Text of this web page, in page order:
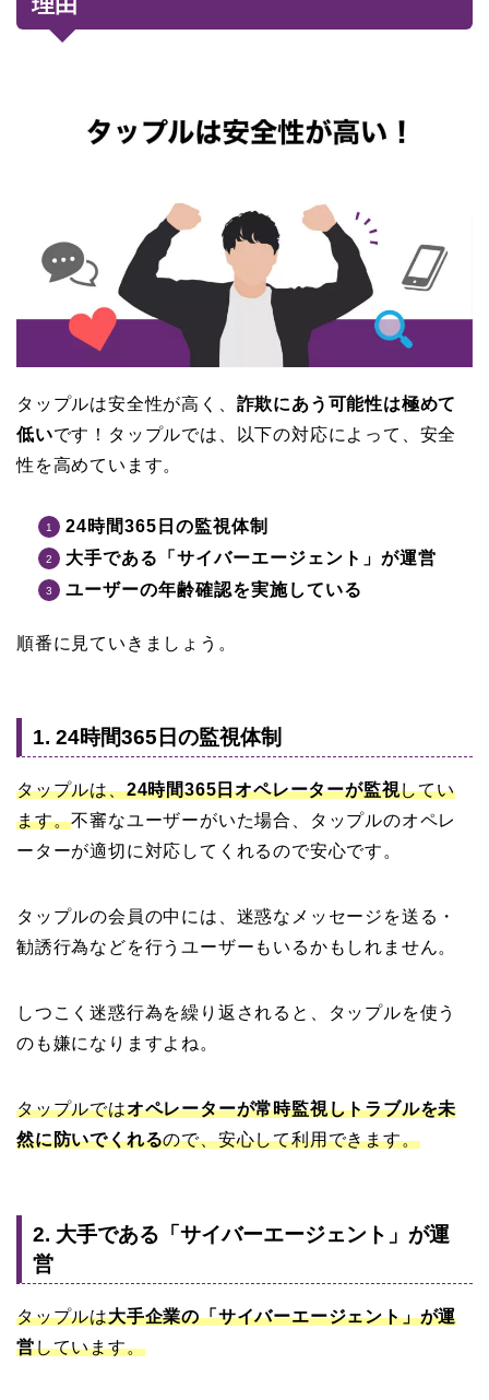
タップルは安全性が高く、 詐欺にあう可能性は極めて
低いです！タップルでは、以下の対応によって、安全
性を高めています。
24時間365日の監視体制
大手である「サイバーエージェント」が運営
ユーザーの年齢確認を実施している
順番に見ていきましょう。
1. 24時間365日の監視体制
タップルは、24時間365日オペレーターが監視してい
ます。不審なユーザーがいた場合、タップルのオペレ
ーターが適切に対応してくれるので安心です。
タップルの会員の中には、迷惑なメッセージを送る・
勧誘行為などを行うユーザーもいるかもしれません。
しつこく迷惑行為を繰り返されると、タップルを使う
のも嫌になりますよね。
タップルではオペレーターが常時監視しトラブルを未
然に防いでくれるので、安心して利用できます。
2. 大手である「サイバーエージェント」が運
営
タップルは大手企業の「サイバーエージェント」が運
営しています。